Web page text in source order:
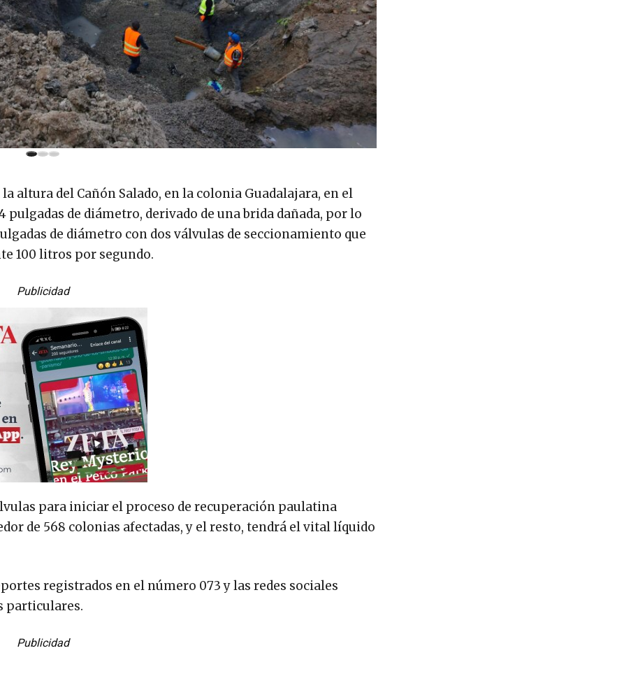
altura del Cañón Salado, en la colonia Guadalajara, en el
pulgadas de diámetro, derivado de una brida dañada, por lo
de diámetro con dos válvulas de seccionamiento que
100 litros por segundo.
Publicidad
para iniciar el proceso de recuperación paulatina
de 568 colonias afectadas, y el resto, tendrá el vital líquido
registrados en el número 073 y las redes sociales
particulares.
Publicidad